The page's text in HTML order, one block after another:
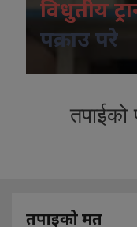
विधुतीय
पक्राउ परे
तपाईको
तपाइको मत